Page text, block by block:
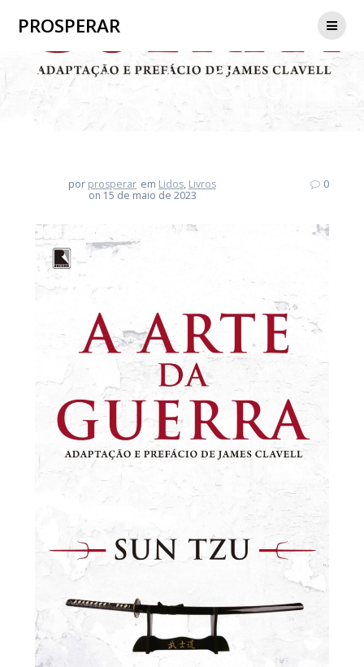
PROSPERAR
A Arte da Guerra
por prosperar em Lidos, Livros
on 15 de maio de 2023
0